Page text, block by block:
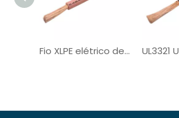
Fio XLPE elétrico de núcleo único UL3321